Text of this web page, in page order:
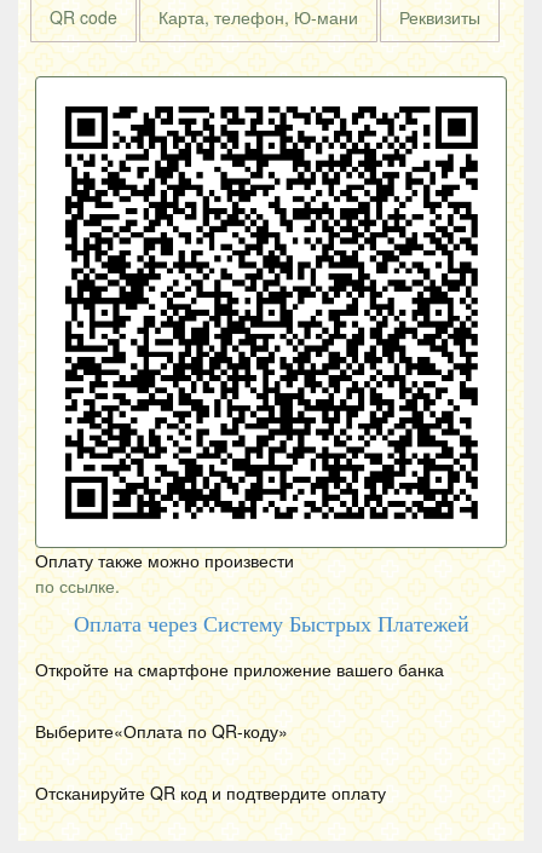
QR code Карта, телефон, Ю-мани Реквизиты
Оплату также можно произвести
по ссылке.
Оплата через Систему Быстрых Платежей
Откройте на смартфоне приложение вашего банка
Выберите«Оплата по QR-коду»
Отсканируйте QR код и подтвердите оплату